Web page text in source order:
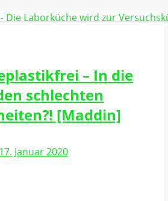
– In die
schlechten
[Maddin]
17. Januar 2020